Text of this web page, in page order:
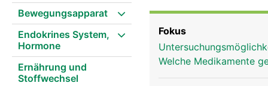
Bewegungsapparat
Endokrines System,
Hormone
Ernährung und
Stoffwechsel
Hirnnerven 3, 4 und 6
Drillingsnerv
Oberkieferast aufteilt.
Kaumuskulatur. Der 7.
Fokus
Welche Medikamente